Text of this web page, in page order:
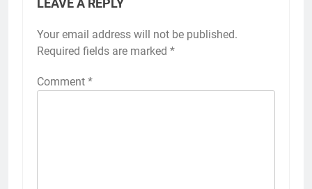
LEAVE A REPLY
Your email address will not be published.
Required fields are marked *
Comment *